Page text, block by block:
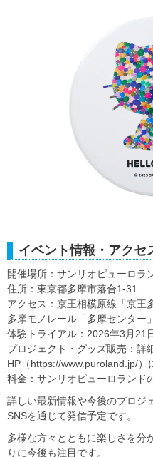
イベント情報・アクセ
開催場所：サンリオピューロラ
住所：東京都多摩市落合1-31
アクセス：京王相模原線「京王
多摩モノレール「多摩センター
体験トライアル：2026年3月21
プロジェクト・グッズ販売：詳
HP（https://www.puroland.jp/）
料金：サンリオピューロランド
詳しい最新情報や今後のプロジ
SNSを通じて発信予定です。
多様な方々とともに楽しさを分
りに今後も注目です。